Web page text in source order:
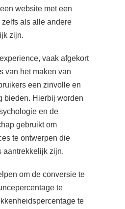
website met een
als alle andere
zijn.
vaak afgekort
van het maken van
een zinvolle en
bieden. Hierbij worden
en de
gebruikt om
te ontwerpen die
aantrekkelijk zijn.
om de conversie te
te
te